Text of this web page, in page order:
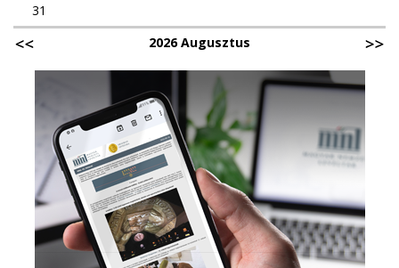
31
2026 Augusztus